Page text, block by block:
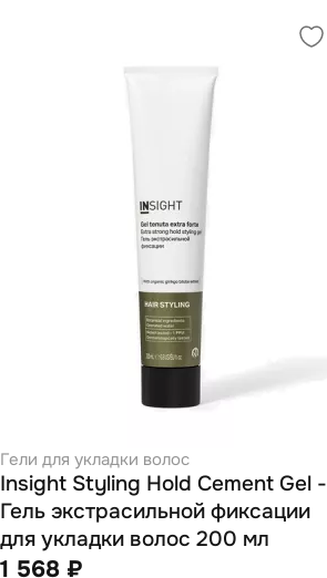
Гели для укладки волос
Insight Styling Hold Cement Gel -
Гель экстрасильной фиксации
для укладки волос 200 мл
1 568 ₽